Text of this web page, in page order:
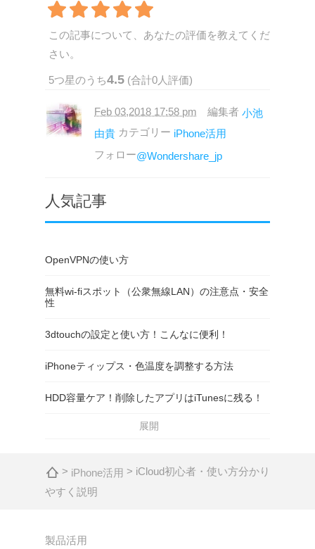
この記事について、あなたの評価を教えてくだ
さい。
5つ星のうち4.5 (合計0 人評価)
Feb 03,2018 17:58 pm 編集者 小池
由貴 カテゴリー iPhone活用
フォロー@Wondershare_jp
人気記事
OpenVPNの使い方
無料wi-fiスポット（公衆無線LAN）の注意点・安全
性
3dtouchの設定と使い方！こんなに便利！
iPhoneティップス・色温度を調整する方法
HDD容量ケア！削除したアプリはiTunesに残る！
展開
> iPhone活用 > iCloud初心者・使い方分かり
やすく説明
製品活用